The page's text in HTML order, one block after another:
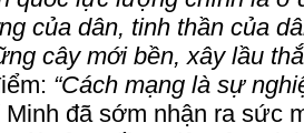
của dân, tinh thần của
cây mới bền, xây lầu
“Cách mạng là sự
đã sớm nhận ra sức